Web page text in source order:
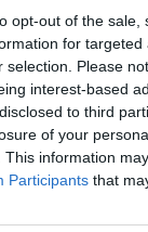
opt-out of the
for
selection. Please
interest-based
to third
of your
This information
Participants that
2023 e
del
alla
e di